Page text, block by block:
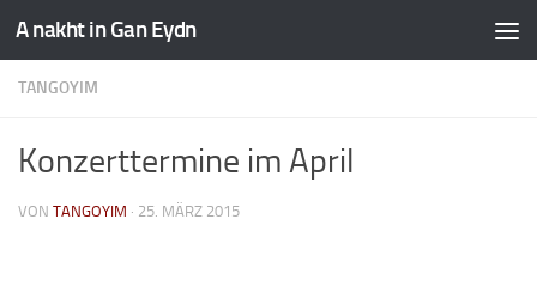
A nakht in Gan Eydn
TANGOYIM
Konzerttermine im April
VON TANGOYIM · 25. MÄRZ 2015